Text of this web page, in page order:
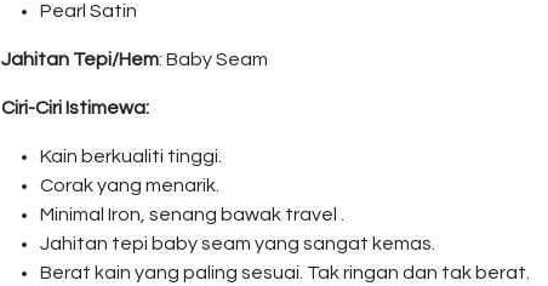
Pearl Satin
Jahitan Tepi/Hem: Baby Seam
Ciri-Ciri Istimewa:
Kain berkualiti tinggi.
Corak yang menarik.
Minimal Iron, senang bawak travel .
Jahitan tepi baby seam yang sangat kemas.
Berat kain yang paling sesuai. Tak ringan dan tak berat.